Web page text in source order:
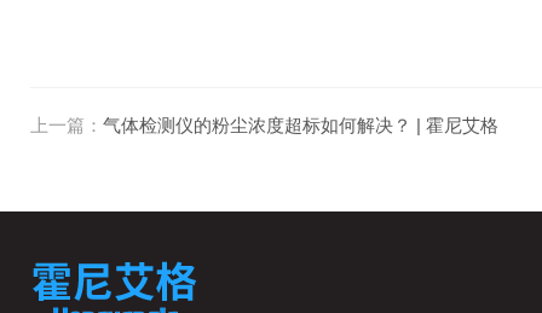
上一篇： 气体检测仪的粉尘浓度超标如何解决？ | 霍尼艾格